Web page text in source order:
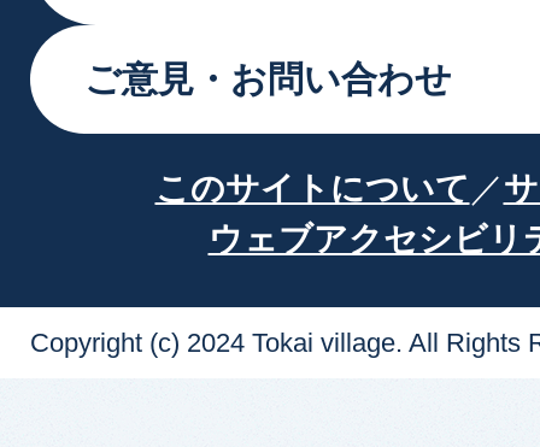
ご意見・お問い合わせ
このサイトについて
ウェブアクセシビリ
Copyright (c) 2024 Tokai village. All Rights